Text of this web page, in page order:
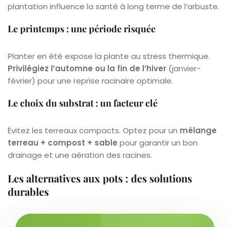
plantation influence la santé à long terme de l’arbuste.
Le printemps : une période risquée
Planter en été expose la plante au stress thermique.
Privilégiez l’automne ou la fin de l’hiver (janvier-
février) pour une reprise racinaire optimale.
Le choix du substrat : un facteur clé
Évitez les terreaux compacts. Optez pour un mélange
terreau + compost + sable pour garantir un bon
drainage et une aération des racines.
Les alternatives aux pots : des solutions
durables